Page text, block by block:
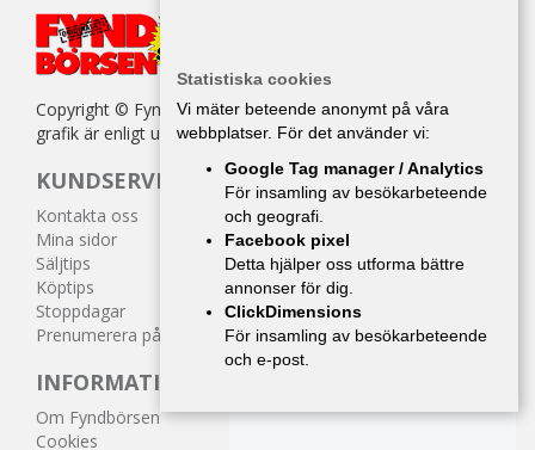
Copyright © Fyndbörsen. All kopiering av texter, bilder eller
grafik är enligt upphovsrättslagen förbjuden.
KUNDSERVICE
Kontakta oss
Mina sidor
Säljtips
Köptips
Stoppdagar
Prenumerera på tidningen
INFORMATION
Om Fyndbörsen
Cookies
Statistiska cookies
Vi mäter beteende anonymt på våra
webbplatser. För det använder vi:
Google Tag manager / Analytics
För insamling av besökarbeteende
och geografi.
Facebook pixel
Detta hjälper oss utforma bättre
annonser för dig.
ClickDimensions
För insamling av besökarbeteende
och e-post.